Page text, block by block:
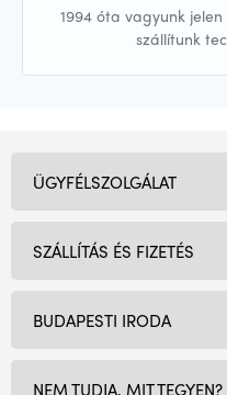
1994 óta vagyunk
szállítunk
BUDAPESTI IRODA
NEM TUDJA, MIT TEGYEN?
ÜGYFÉLSZOLGÁLAT
SZÁLLÍTÁS ÉS FIZETÉS